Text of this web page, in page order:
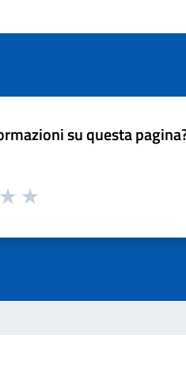
su questa